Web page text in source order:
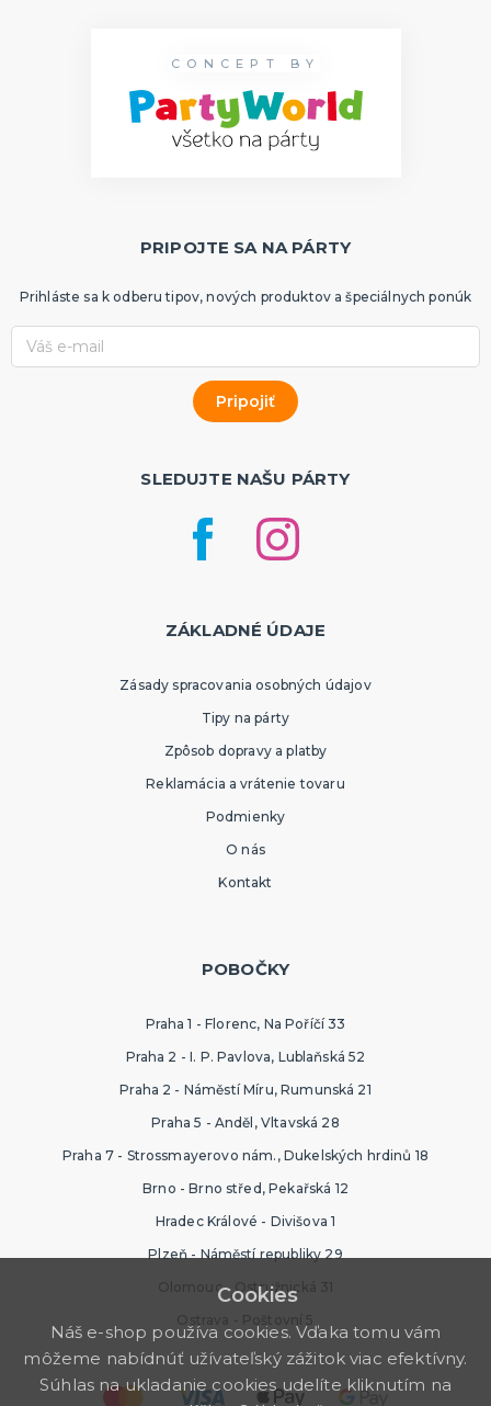
CONCEPT BY
PRIPOJTE SA NA PÁRTY
Prihláste sa k odberu tipov, nových produktov a špeciálnych ponúk
SLEDUJTE NAŠU PÁRTY
ZÁKLADNÉ ÚDAJE
Zásady spracovania osobných údajov
Tipy na párty
Zpôsob dopravy a platby
Reklamácia a vrátenie tovaru
Podmienky
O nás
Kontakt
POBOČKY
Praha 1 - Florenc, Na Poříčí 33
Praha 2 - I. P. Pavlova, Lublaňská 52
Praha 2 - Náměstí Míru, Rumunská 21
Praha 5 - Anděl, Vltavská 28
Praha 7 - Strossmayerovo nám., Dukelských hrdinů 18
Brno - Brno střed, Pekařská 12
Hradec Králové - Divišova 1
Plzeň - Náměstí republiky 29
Olomouc - Ostružnická 31
Ostrava - Poštovní 5
Cookies
Náš e-shop používa cookies. Vďaka tomu vám
môžeme nabídnúť užívateľský zážitok viac efektívny.
Súhlas na ukladanie cookies udelíte kliknutím na